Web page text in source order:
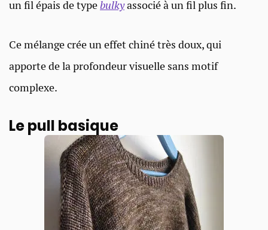
un fil épais de typebulkyassocié à un fil plus fin.
Ce mélange crée un effet chiné très doux, qui
apporte de la profondeur visuelle sans motif
complexe.
Le pull basique